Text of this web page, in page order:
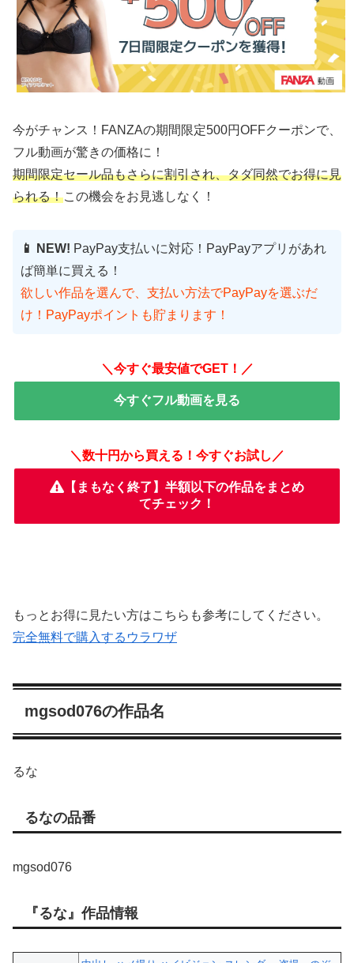
今がチャンス！FANZAの期間限定500円OFFクーポンで、
フル動画が驚きの価格に！
期間限定セール品もさらに割引され、タダ同然でお得に見
られる！この機会をお見逃しなく！
📱 NEW! PayPay支払いに対応！PayPayアプリがあれ
ば簡単に買える！
欲しい作品を選んで、支払い方法でPayPayを選ぶだ
け！PayPayポイントも貯まります！
＼今すぐ最安値でGET！／
今すぐフル動画を見る
＼数十円から買える！今すぐお試し／
【まもなく終了】半額以下の作品をまとめ
てチェック！
もっとお得に見たい方はこちらも参考にしてください。
完全無料で購入するウラワザ
mgsod076の作品名
るな
るなの品番
mgsod076
『るな』作品情報